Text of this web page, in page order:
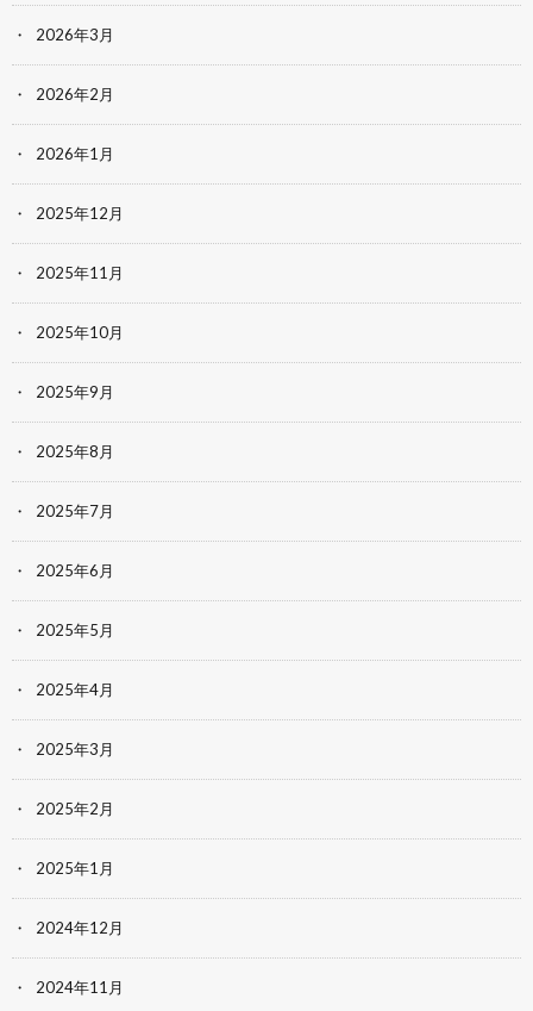
2026年3月
2026年2月
2026年1月
2025年12月
2025年11月
2025年10月
2025年9月
2025年8月
2025年7月
2025年6月
2025年5月
2025年4月
2025年3月
2025年2月
2025年1月
2024年12月
2024年11月